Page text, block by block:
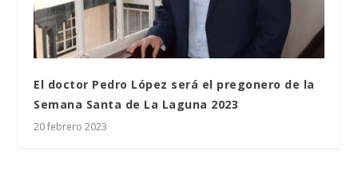
El doctor Pedro López será el pregonero de la
Semana Santa de La Laguna 2023
20 febrero 2023